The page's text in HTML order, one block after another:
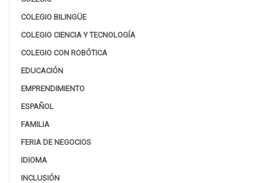
COLEGIO BILINGÜE
COLEGIO CIENCIA Y TECNOLOGÍA
COLEGIO CON ROBÓTICA
EDUCACIÓN
EMPRENDIMIENTO
ESPAÑOL
FAMILIA
FERIA DE NEGOCIOS
IDIOMA
INCLUSIÓN